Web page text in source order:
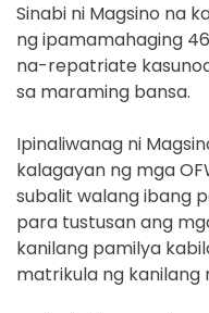
Sinabi ni Magsino na
ng ipamamahaging
na-repatriate
sa maraming bansa.
Ipinaliwanag ni
kalagayan ng mga
subalit walang ibang
para tustusan ang
kanilang pamilya
matrikula ng kanilang